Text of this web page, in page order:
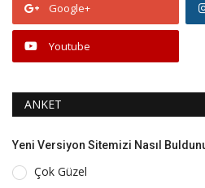
Google+
Youtube
ANKET
Yeni Versiyon Sitemizi Nasıl
Çok Güzel